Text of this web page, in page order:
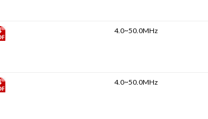
4.0~50.0MHz
4.0~50.0MHz